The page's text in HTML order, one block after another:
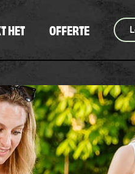
HET OFFERTE